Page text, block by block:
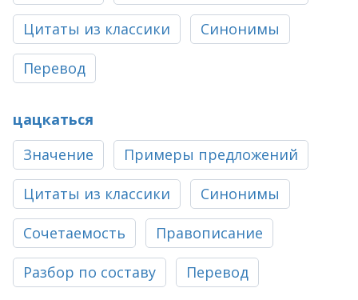
Цитаты из классики Синонимы
Перевод
цацкаться
Значение
Примеры предложений
Цитаты из классики Синонимы
Сочетаемость Правописание
Разбор по составу Перевод